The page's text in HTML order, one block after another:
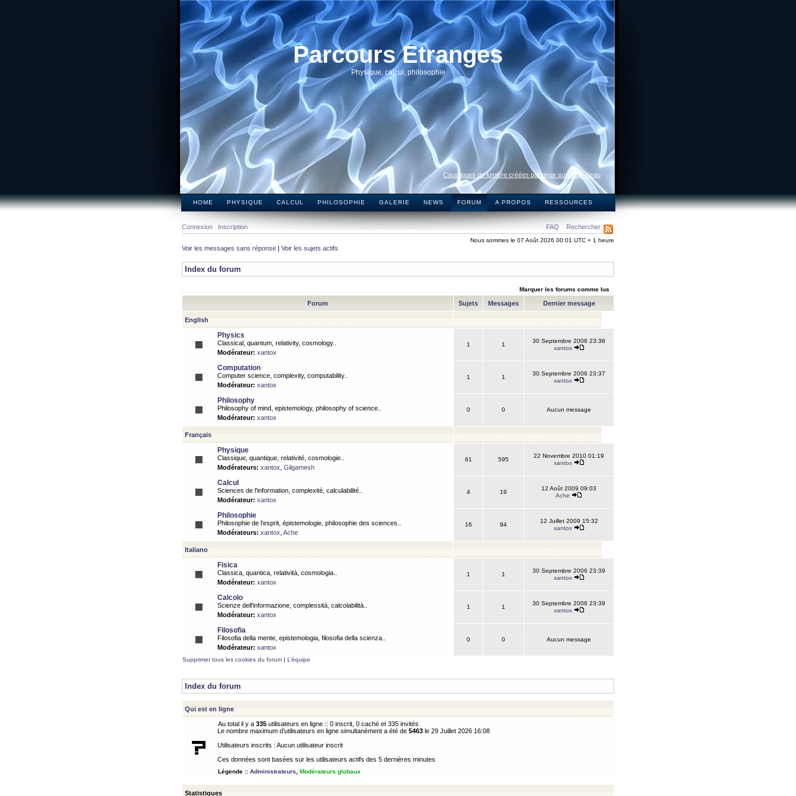
Parcours Etranges
Physique, calcul, philosophie
Caustiques de lumière créées par deux surfaces d’eau
HOME PHYSIQUE CALCUL PHILOSOPHIE GALERIE NEWS FORUM A PROPOS RESSOURCES
FAQ Rechercher
Connexion Inscription
Nous sommes le 07 Août 2026 00:01 UTC + 1 heure
Voir les messages sans réponse | Voir les sujets actifs
Index du forum
Marquer les forums comme lus
Forum Sujets Messages Dernier message
English
Physics
Classical, quantum, relativity, cosmology..
Modérateur: xantox
1 1
30 Septembre 2006 23:38
xantox
Computation
Computer science, complexity, computability..
Modérateur: xantox
1 1
30 Septembre 2006 23:37
xantox
Philosophy
Philosophy of mind, epistemology, philosophy of science..
Modérateur: xantox
0 0 Aucun message
Français
Physique
Classique, quantique, relativité, cosmologie..
Modérateurs: xantox Gilgamesh
61 595
22 Novembre 2010 01:19
xantox
Calcul
Sciences de l'information, complexité, calculabilité..
Modérateur: xantox
4 19
12 Août 2009 09:03
Ache
Philosophie
Philosophie de l'esprit, épistemologie, philosophie des sciences..
Modérateurs: xantox Ache
16 94
12 Juillet 2009 15:32
xantox
Italiano
Fisica
Classica, quantica, relatività, cosmologia..
Modérateur: xantox
1 1
30 Septembre 2006 23:39
xantox
Calcolo
Scienze dell'informazione, complessità, calcolabilità..
Modérateur: xantox
1 1
30 Septembre 2006 23:39
xantox
Filosofia
Filosofia della mente, epistemologia, filosofia della scienza..
Modérateur: xantox
0 0 Aucun message
Supprimer tous les cookies du forum | L’équipe
Index du forum
Qui est en ligne
Au total il y a 335 utilisateurs en ligne :: 0 inscrit, 0 caché et 335 invités
Le nombre maximum d’utilisateurs en ligne simultanément a été de 5463 le 29 Juillet 2026 16:08
Utilisateurs inscrits : Aucun utilisateur inscrit
Ces données sont basées sur les utilisateurs actifs des 5 dernières minutes
Légende :: Administrateurs Modérateurs globaux
Statistiques